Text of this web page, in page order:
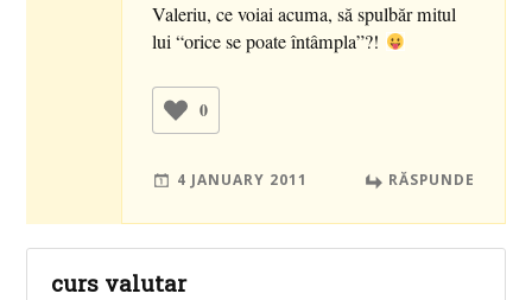
Valeriu, ce voiai acuma, să spulbăr mitul
lui “orice se poate întâmpla”?!
0
4 JANUARY 2011 RĂSPUNDE
curs valutar